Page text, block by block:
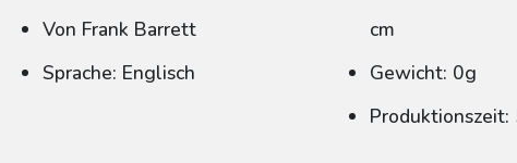
Von Frank Barrett
Sprache: Englisch
cm
Gewicht: 0g